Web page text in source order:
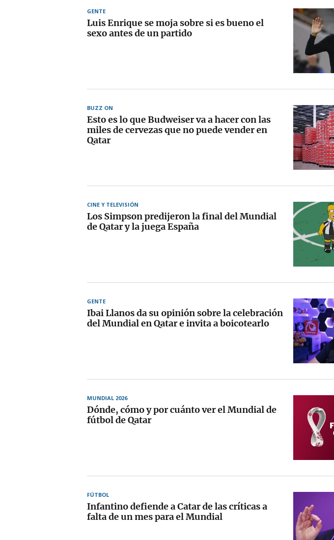
GENTE
Luis Enrique se moja sobre si es bueno el
sexo antes de un partido
BUZZ ON
Esto es lo que Budweiser va a hacer con las
miles de cervezas que no puede vender en
Qatar
CINE Y TELEVISIÓN
Los Simpson predijeron la final del Mundial
de Qatar y la juega España
GENTE
Ibai Llanos da su opinión sobre la celebración
del Mundial en Qatar e invita a boicotearlo
MUNDIAL 2026
Dónde, cómo y por cuánto ver el Mundial de
fútbol de Qatar
FÚTBOL
Infantino defiende a Catar de las críticas a
falta de un mes para el Mundial